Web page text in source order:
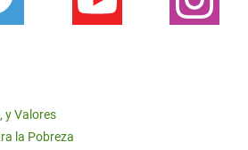
y Valores
la Pobreza